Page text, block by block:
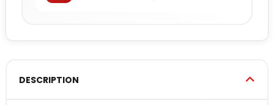
DESCRIPTION